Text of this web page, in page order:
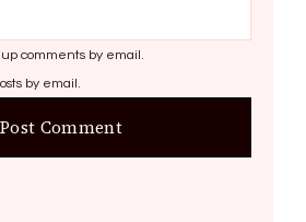
comments by email.
by email.